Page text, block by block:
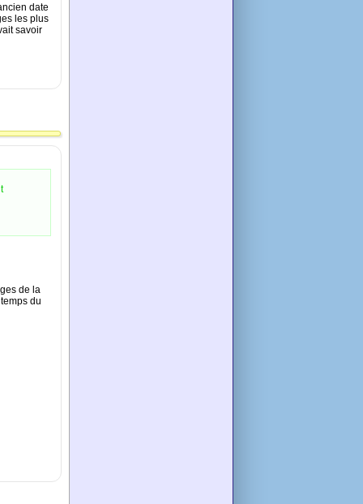
date
les plus
savoir
de la
du